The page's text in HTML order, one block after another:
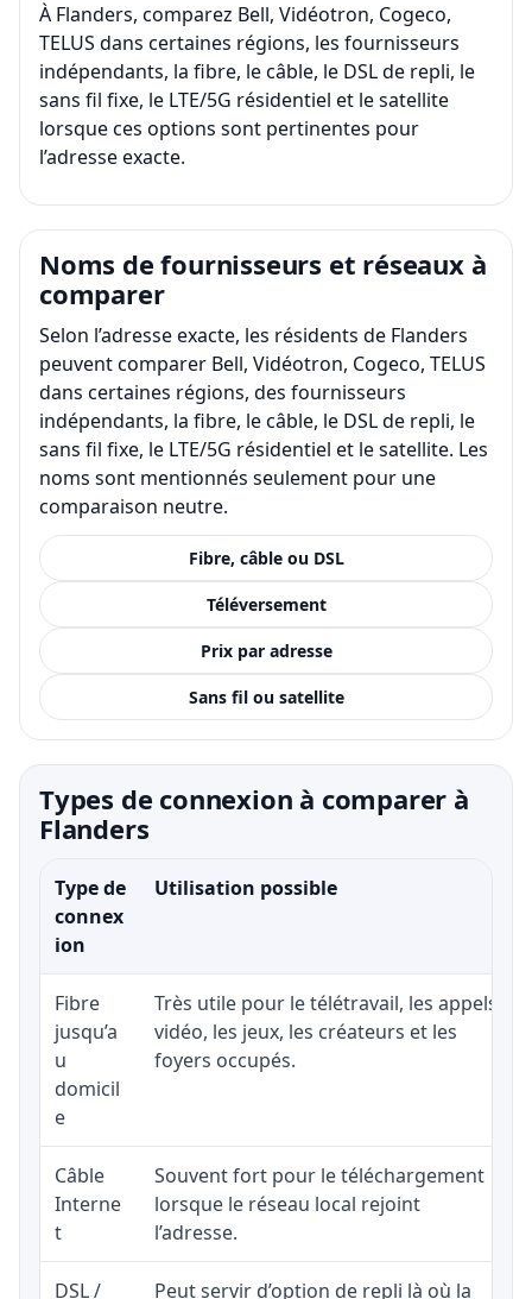
À Flanders, comparez Bell, Vidéotron, Cogeco,
TELUS dans certaines régions, les fournisseurs
indépendants, la fibre, le câble, le DSL de repli, le
sans fil fixe, le LTE/5G résidentiel et le satellite
lorsque ces options sont pertinentes pour
l’adresse exacte.
Noms de fournisseurs et réseaux à
comparer
Selon l’adresse exacte, les résidents de Flanders
peuvent comparer Bell, Vidéotron, Cogeco, TELUS
dans certaines régions, des fournisseurs
indépendants, la fibre, le câble, le DSL de repli, le
sans fil fixe, le LTE/5G résidentiel et le satellite. Les
noms sont mentionnés seulement pour une
comparaison neutre.
Fibre, câble ou DSL
Téléversement
Prix par adresse
Sans fil ou satellite
Types de connexion à comparer à
Flanders
Type de
connex
ion
Utilisation possible
Fibre
jusqu’a
u
domicil
e
Très utile pour le télétravail, les appels
vidéo, les jeux, les créateurs et les
foyers occupés.
Câble
Interne
t
Souvent fort pour le téléchargement
lorsque le réseau local rejoint
l’adresse.
DSL / Peut servir d’option de repli là où la